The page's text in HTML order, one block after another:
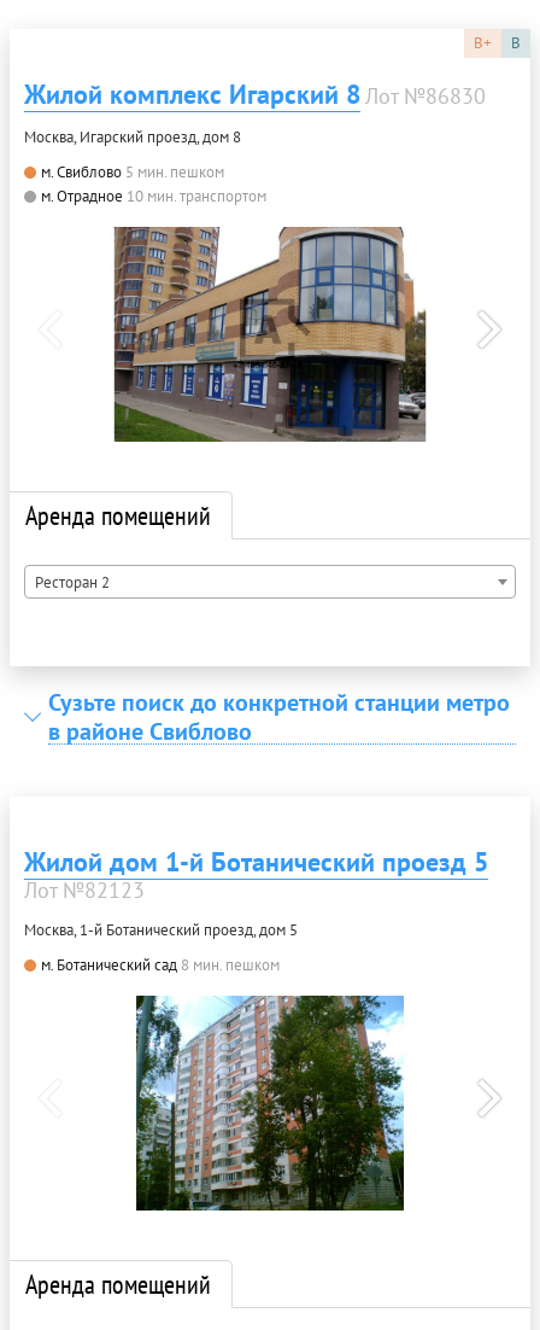
B+ B
Жилой комплекс Игарский 8Лот №86830
Москва, Игарский проезд, дом 8
м. Свиблово 5 мин. пешком
м. Отрадное 10 мин. транспортом
Аренда помещений
Ресторан 2
Сузьте поиск до конкретной станции метро
в районе Свиблово
Жилой дом 1-й Ботанический проезд 5
Лот №82123
Москва, 1-й Ботанический проезд, дом 5
м. Ботанический сад 8 мин. пешком
Аренда помещений